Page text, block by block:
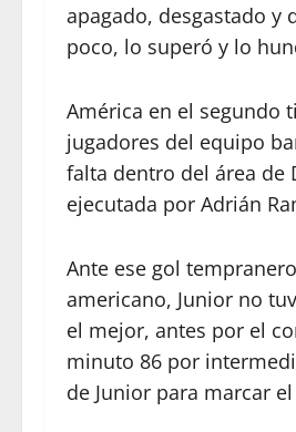
apagado, desgastado y
poco, lo superó y lo
América en el segundo
jugadores del equipo
falta dentro del área de
ejecutada por Adrián
Ante ese gol
americano, Junior no
el mejor, antes por el
minuto 86 por
de Junior para marcar